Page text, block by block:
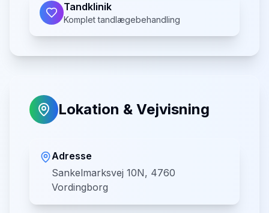
Tandklinik
Komplet tandlægebehandling
Lokation & Vejvisning
Adresse
Sankelmarksvej 10N, 4760
Vordingborg